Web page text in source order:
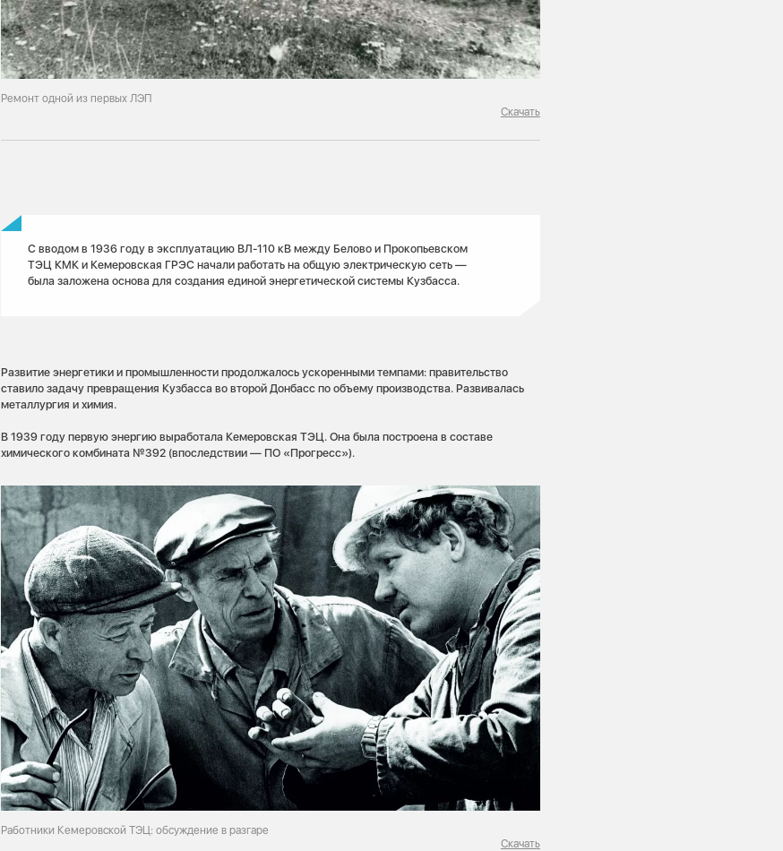
Ремонт одной из первых ЛЭП
Скачать
С вводом в 1936 году в эксплуатацию ВЛ-110 кВ между Белово и Прокопьевском
ТЭЦ КМК и Кемеровская ГРЭС начали работать на общую электрическую сеть —
была заложена основа для создания единой энергетической системы Кузбасса.
Развитие энергетики и промышленности продолжалось ускоренными темпами: правительство
ставило задачу превращения Кузбасса во второй Донбасс по объему производства. Развивалась
металлургия и химия.
В 1939 году первую энергию выработала Кемеровская ТЭЦ. Она была построена в составе
химического комбината №392 (впоследствии — ПО «Прогресс»).
Работники Кемеровской ТЭЦ: обсуждение в разгаре
Скачать